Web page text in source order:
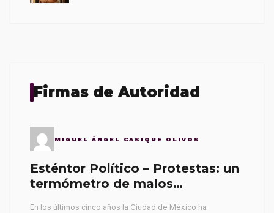
Firmas de Autoridad
MIGUEL ÁNGEL CASIQUE OLIVOS
Esténtor Político – Protestas: un
termómetro de malos
En los últimos cinco años la Ciudad de México ha